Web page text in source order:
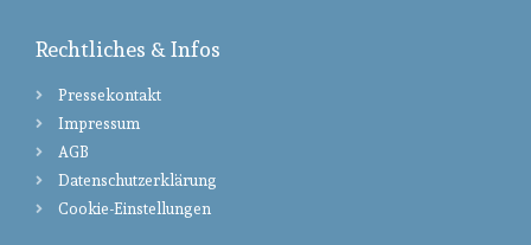
Rechtliches & Infos
Pressekontakt
Impressum
AGB
Datenschutzerklärung
Cookie-Einstellungen